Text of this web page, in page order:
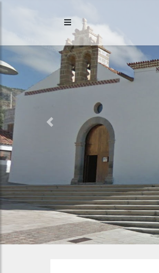
Previous